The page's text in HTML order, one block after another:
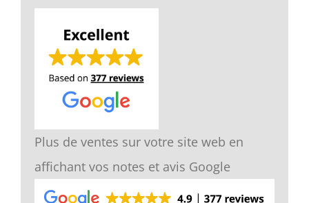
Plus de ventes sur votre site web en
affichant vos notes et avis Google